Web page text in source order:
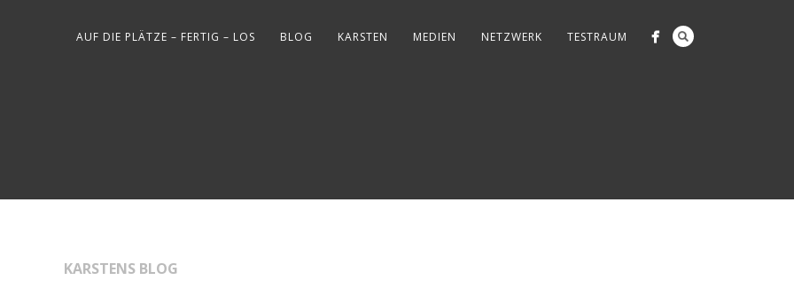
AUF DIE PLÄTZE – FERTIG – LOS BLOG KARSTEN MEDIEN NETZWERK TESTRAUM
KARSTENS BLOG